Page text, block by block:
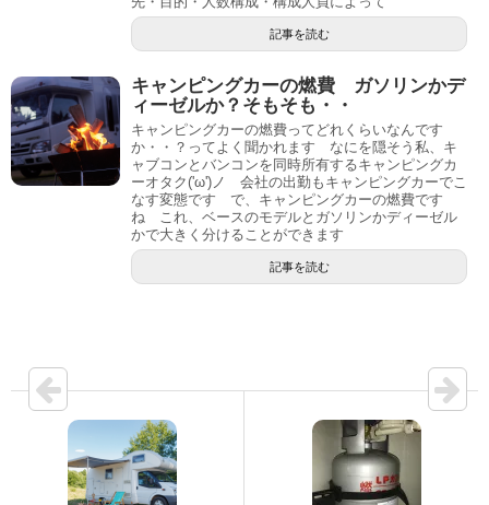
記事を読む
キャンピングカーの燃費 ガソリンかデ
ィーゼルか？そもそも・・
キャンピングカーの燃費ってどれくらいなんです
か・・？ってよく聞かれます なにを隠そう私、キ
ャブコンとバンコンを同時所有するキャンピングカ
ーオタク('ω')ノ 会社の出勤もキャンピングカーでこ
なす変態です で、キャンピングカーの燃費です
ね これ、ベースのモデルとガソリンかディーゼル
かで大きく分けることができます
記事を読む